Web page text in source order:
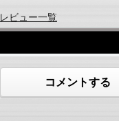
ビュー一覧
コメントする